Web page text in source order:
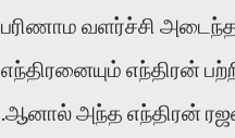
பரிணாம வளர்ச்சி
எந்திரனையும் எந்திரன்
.ஆனால் அந்த எந்திரன்